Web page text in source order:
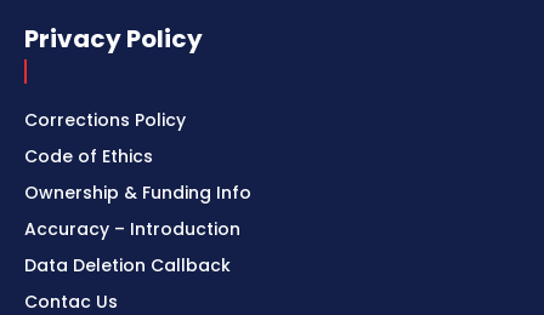
Privacy Policy
Corrections Policy
Code of Ethics
Ownership & Funding Info
Accuracy – Introduction
Data Deletion Callback
Contac Us